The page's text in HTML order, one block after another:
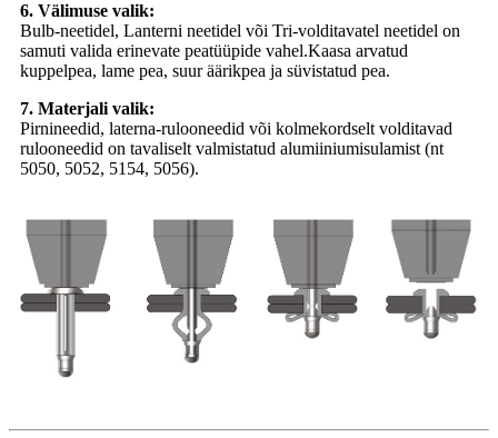
6. Välimuse valik:
Bulb-neetidel, Lanterni neetidel või Tri-volditavatel neetidel on
samuti valida erinevate peatüüpide vahel.Kaasa arvatud
kuppelpea, lame pea, suur äärikpea ja süvistatud pea.
7. Materjali valik:
Pirnineedid, laterna-rulooneedid või kolmekordselt volditavad
rulooneedid on tavaliselt valmistatud alumiiniumisulamist (nt
5050, 5052, 5154, 5056).